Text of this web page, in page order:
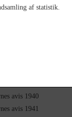
avis 1933
avis 1934
avis 1940
avis 1941
af statistik.